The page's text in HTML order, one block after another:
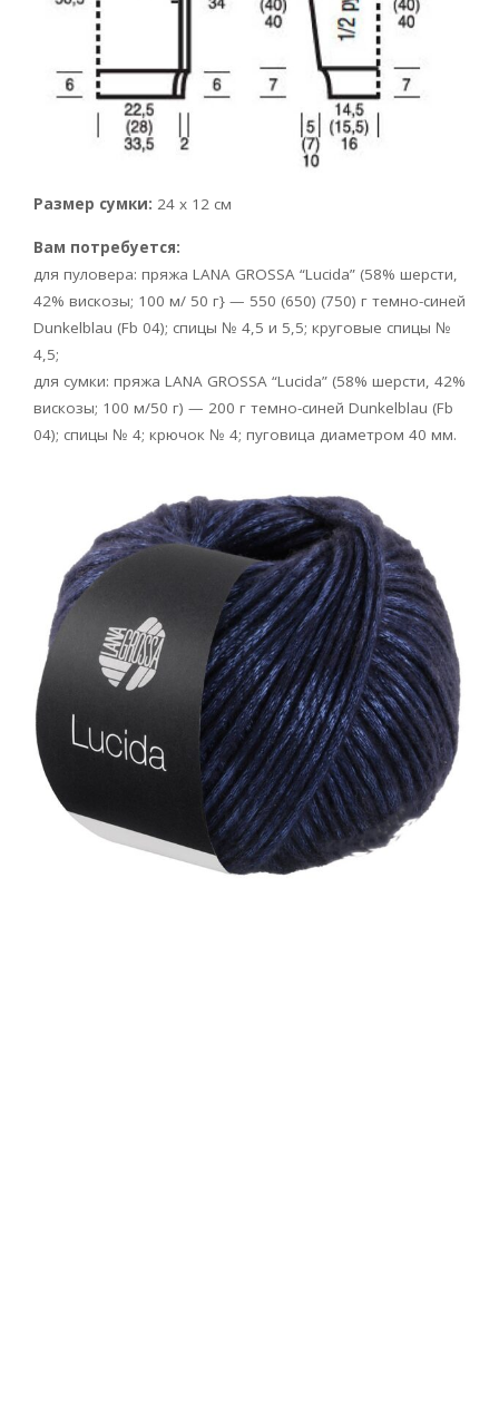
Размер сумки: 24 х 12 см
Вам потребуется:
для пуловера: пряжа LANA GROSSA “Lucida” (58% шерсти,
42% вискозы; 100 м/ 50 г} — 550 (650) (750) г темно-синей
Dunkelblau (Fb 04); спицы № 4,5 и 5,5; круговые спицы №
4,5;
для сумки: пряжа LANA GROSSA “Lucida” (58% шерсти, 42%
вискозы; 100 м/50 г) — 200 г темно-синей Dunkelblau (Fb
04); спицы № 4; крючок № 4; пуговица диаметром 40 мм.